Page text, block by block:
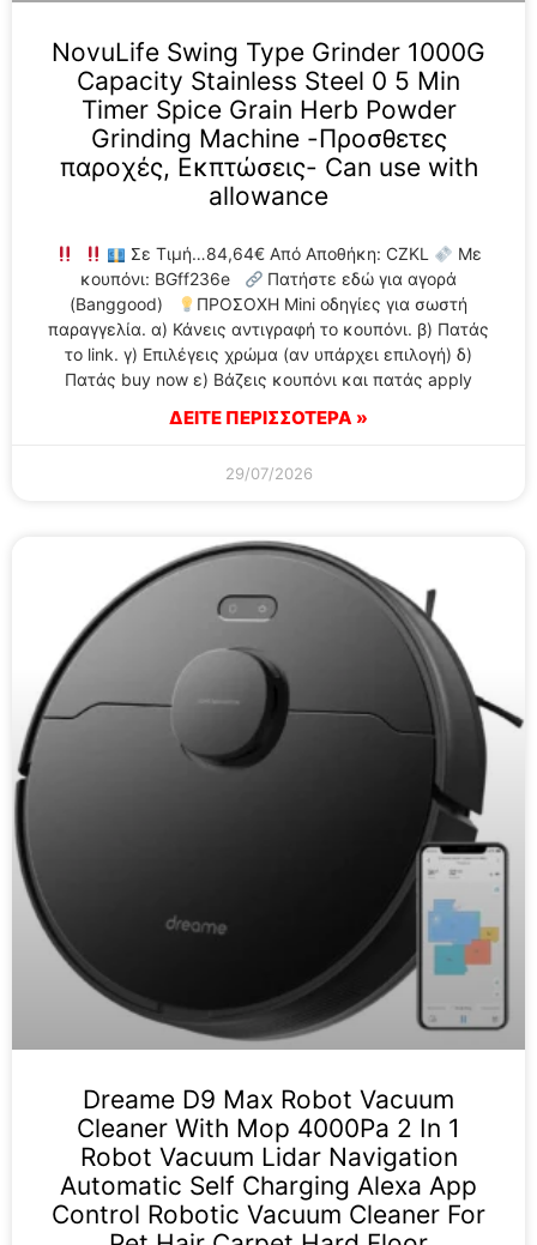
NovuLife Swing Type Grinder 1000G
Capacity Stainless Steel 0 5 Min
Timer Spice Grain Herb Powder
Grinding Machine -Προσθετες
παροχές, Εκπτώσεις- Can use with
allowance
Σε Τιμή…84,64€ Από Αποθήκη: CZKL
Με
κουπόνι: BGff236e
Πατήστε εδώ για αγορά
(Banggood)
ΠΡΟΣΟΧΗ Mini οδηγίες για σωστή
παραγγελία. α) Κάνεις αντιγραφή το κουπόνι. β) Πατάς
το link. γ) Επιλέγεις χρώμα (αν υπάρχει επιλογή) δ)
Πατάς buy now ε) Βάζεις κουπόνι και πατάς apply
ΔΕΙΤΕ ΠΕΡΙΣΣΟΤΕΡΑ »
29/07/2026
Dreame D9 Max Robot Vacuum
Cleaner With Mop 4000Pa 2 In 1
Robot Vacuum Lidar Navigation
Automatic Self Charging Alexa App
Control Robotic Vacuum Cleaner For